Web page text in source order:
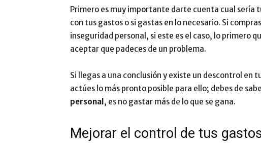
Primero es muy importante darte cuenta cual sería
con tus gastos o si gastas en lo necesario. Si
inseguridad personal, si este es el caso, lo primero
aceptar que padeces de un problema.
Si llegas a una conclusión y existe un descontrol en
actúes lo más pronto posible para ello; debes de
personal , es no gastar más de lo que se gana.
Mejorar el control de tus